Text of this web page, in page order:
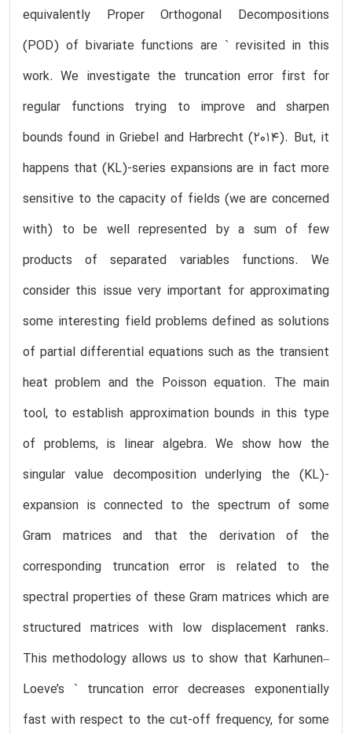
equivalently Proper Orthogonal Decompositions
(POD) of bivariate functions are ` revisited in this
work. We investigate the truncation error first for
regular functions trying to improve and sharpen
bounds found in Griebel and Harbrecht (2014). But, it
happens that (KL)-series expansions are in fact more
sensitive to the capacity of fields (we are concerned
with) to be well represented by a sum of few
products of separated variables functions. We
consider this issue very important for approximating
some interesting field problems defined as solutions
of partial differential equations such as the transient
heat problem and the Poisson equation. The main
tool, to establish approximation bounds in this type
of problems, is linear algebra. We show how the
singular value decomposition underlying the (KL)-
expansion is connected to the spectrum of some
Gram matrices and that the derivation of the
corresponding truncation error is related to the
spectral properties of these Gram matrices which are
structured matrices with low displacement ranks.
This methodology allows us to show that Karhunen–
Loeve’s ` truncation error decreases exponentially
fast with respect to the cut-off frequency, for some